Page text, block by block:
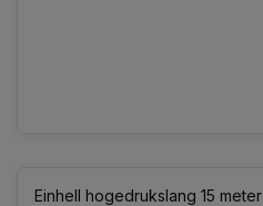
Einhell hogedrukslang 15 meter